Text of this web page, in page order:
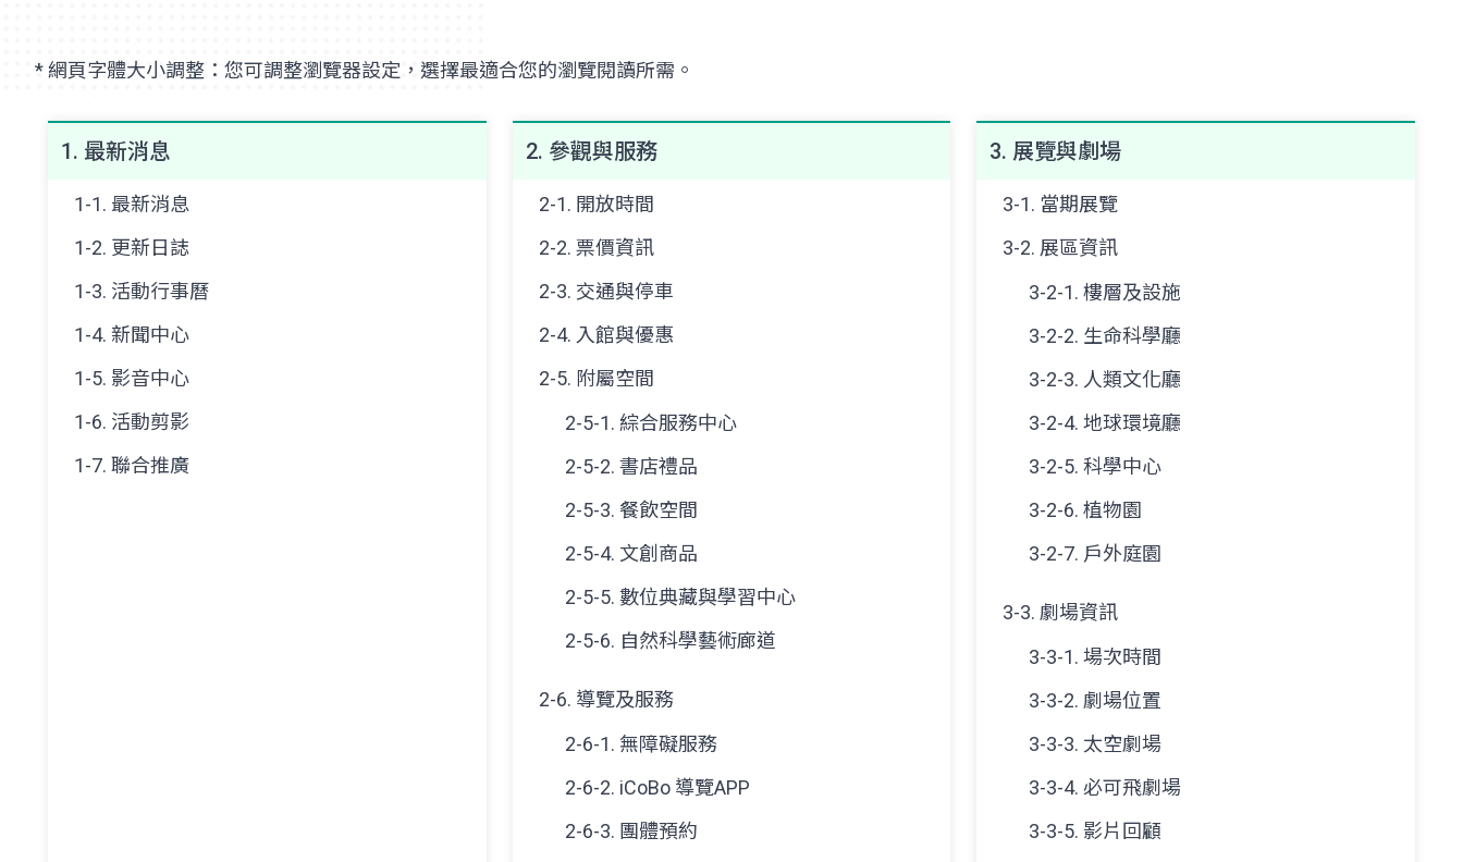
* 網頁字體大小調整：您可調整瀏覽器設定，選擇最適合您的瀏覽閱讀所需。
1. 最新消息
1-1. 最新消息
1-2. 更新日誌
1-3. 活動行事曆
1-4. 新聞中心
1-5. 影音中心
1-6. 活動剪影
1-7. 聯合推廣
2. 參觀與服務
2-1. 開放時間
2-2. 票價資訊
2-3. 交通與停車
2-4. 入館與優惠
2-5. 附屬空間
2-5-1. 綜合服務中心
2-5-2. 書店禮品
2-5-3. 餐飲空間
2-5-4. 文創商品
2-5-5. 數位典藏與學習中心
2-5-6. 自然科學藝術廊道
2-6. 導覽及服務
2-6-1. 無障礙服務
2-6-2. iCoBo 導覽APP
2-6-3. 團體預約
3. 展覽與劇場
3-1. 當期展覽
3-2. 展區資訊
3-2-1. 樓層及設施
3-2-2. 生命科學廳
3-2-3. 人類文化廳
3-2-4. 地球環境廳
3-2-5.科學中心
3-2-6. 植物園
3-2-7. 戶外庭園
3-3. 劇場資訊
3-3-1. 場次時間
3-3-2. 劇場位置
3-3-3. 太空劇場
3-3-4. 必可飛劇場
3-3-5. 影片回顧